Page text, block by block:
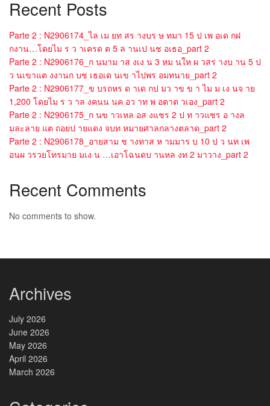
Recent Posts
Parte 2 : N2906174_ไล เม ยท สร างบร ษ ทมา 15 ป เพ อเด กฝ
กงาน…โดยไม ร ว าเครด ต 5 ล านเป นช อเธอ_part 2
Parte 2 : N2906176_ก นมาม าส งเง น 3 หม นให ผ วสร างบ าน 5 ป
ว นเขาแต งงานก บช เธอเด นเข าไปพร อมทนาย_part 2
Parte 2 : N2906177_ข บรถหร ด าเด กป มว าข ข า ไม ม เง นจ าย
1,200 โดยไม ร ว าล งคนน นค อว าท พ อตาต วเอง_part 2
Parte 2 : N2906175_ก นข าวเหล อส งแชร 2 ป ท าวแชร อ างล
มละลาย แต ถอยป ายแดง จบท หมายศาลกลางตลาด_part 2
Parte 2 : N2906178_อายสาม ช างทาส ห ามมาร บ 10 ป ว นท เพ
อนผ วรวยโทรมาย มเง น …เอาโฉนดบ านหล งท 2 มาวาง_part 2
Recent Comments
No comments to show.
Archives
July 2026
June 2026
May 2026
April 2026
March 2026